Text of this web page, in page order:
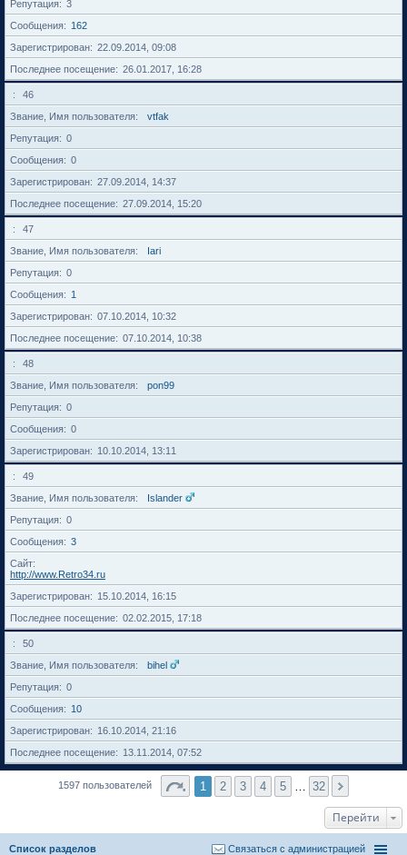
Репутация
3
Сообщения
162
Зарегистрирован
22.09.2014, 09:08
Последнее посещение
26.01.2017, 16:28
46
Звание, Имя пользователя
vtfak
Репутация
0
Сообщения
0
Зарегистрирован
27.09.2014, 14:37
Последнее посещение
27.09.2014, 15:20
47
Звание, Имя пользователя
Iari
Репутация
0
Сообщения
1
Зарегистрирован
07.10.2014, 10:32
Последнее посещение
07.10.2014, 10:38
48
Звание, Имя пользователя
pon99
Репутация
0
Сообщения
0
Зарегистрирован
10.10.2014, 13:11
49
Звание, Имя пользователя
Islander
Репутация
0
Сообщения
3
Сайт
http://www.Retro34.ru
Зарегистрирован
15.10.2014, 16:15
Последнее посещение
02.02.2015, 17:18
50
Звание, Имя пользователя
bihel
Репутация
0
Сообщения
10
Зарегистрирован
16.10.2014, 21:16
Последнее посещение
13.11.2014, 07:52
1597 пользователей 1 2 3 4 5 32
Перейти
Список разделов Связаться с администрацией